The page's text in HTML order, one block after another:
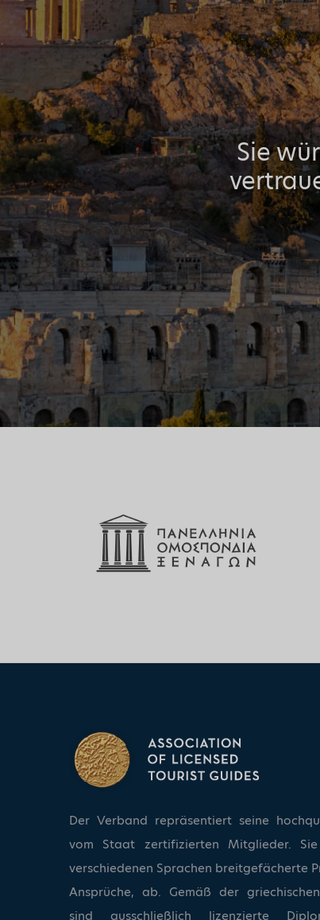
Sie
Der Verband repräsentiert seine
vom Staat zertifizierten Mitglieder.
verschiedenen Sprachen breitgefächerte
Ansprüche, ab. Gemäß der
sind ausschließlich lizenzierte